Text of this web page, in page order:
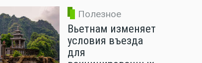
Полезное
Вьетнам изменяет
условия въезда
для